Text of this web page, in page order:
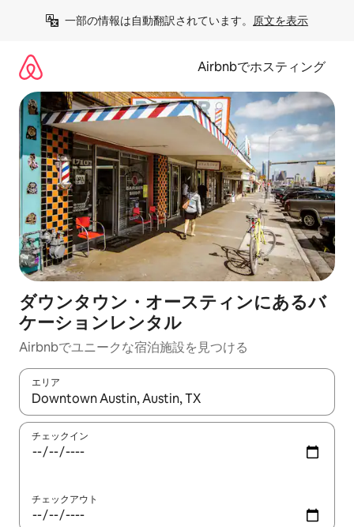
一部の情報は自動翻訳されています。 原文を表示
Airbnbでホスティング
ダウンタウン・オースティンにあるバ
ケーションレンタル
Airbnbでユニークな宿泊施設を見つける
エリア
検索結果が表示されたら、上下の矢印キーを使って移動するか
チェックイン
チェックアウト